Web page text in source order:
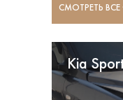
СМОТРЕТЬ
Kia